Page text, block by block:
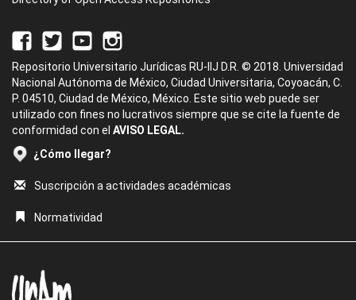
Repositorio Universitario Jurídicas RU-IIJ D.R. © 2018. Universidad
Nacional Autónoma de México, Ciudad Universitaria, Coyoacán, C.
P. 04510, Ciudad de México, México. Este sitio web puede ser
utilizado con fines no lucrativos siempre que se cite la fuente de
conformidad con el AVISO LEGAL.
¿Cómo llegar?
Suscripción a actividades académicas
Normatividad